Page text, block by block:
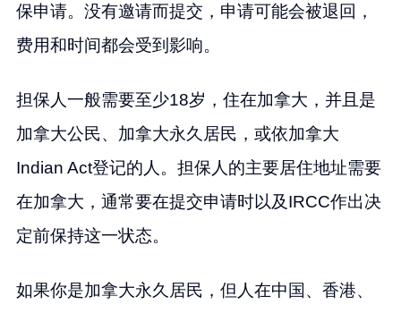
保申请。没有邀请而提交，申请可能会被退回，
费用和时间都会受到影响。
担保人一般需要至少18岁，住在加拿大，并且是
加拿大公民、加拿大永久居民，或依加拿大
Indian Act登记的人。担保人的主要居住地址需要
在加拿大，通常要在提交申请时以及IRCC作出决
定前保持这一状态。
如果你是加拿大永久居民，但人在中国、香港、